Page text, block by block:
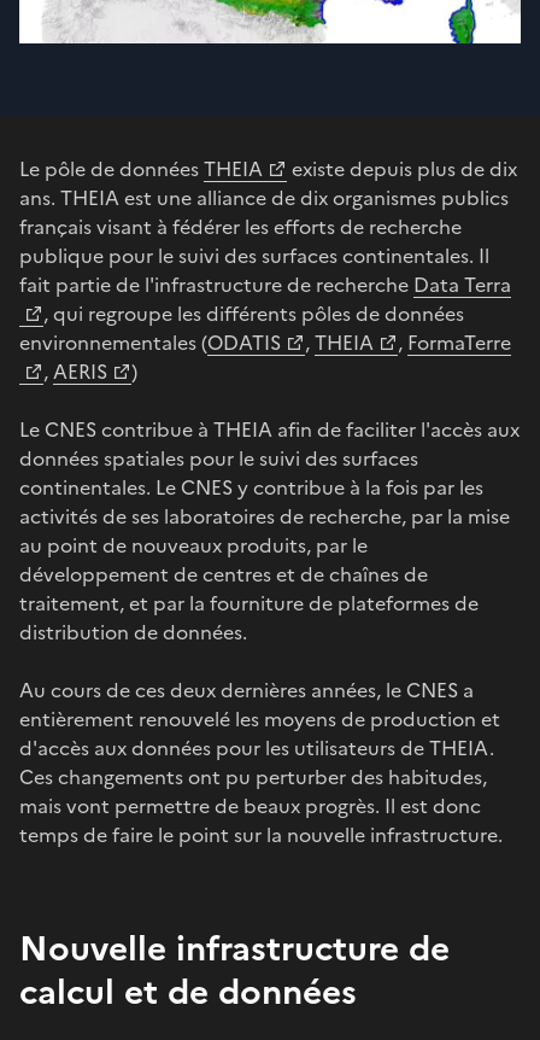
Le pôle de donnéesTHEIA
existe depuis plus de dix
ans. THEIA est une alliance de dix organismes publics
français visant à fédérer les efforts de recherche
publique pour le suivi des surfaces continentales. Il
fait partie de l'infrastructure de recherche Data Terra
, qui regroupe les différents pôles de données
environnementales (ODATIS ,THEIA , FormaTerre
,AERIS
)
Le CNES contribue à THEIA afin de faciliter l'accès aux
données spatiales pour le suivi des surfaces
continentales. Le CNES y contribue à la fois par les
activités de ses laboratoires de recherche, par la mise
au point de nouveaux produits, par le
développement de centres et de chaînes de
traitement, et par la fourniture de plateformes de
distribution de données.
Au cours de ces deux dernières années, le CNES a
entièrement renouvelé les moyens de production et
d'accès aux données pour les utilisateurs de THEIA.
Ces changements ont pu perturber des habitudes,
mais vont permettre de beaux progrès. Il est donc
temps de faire le point sur la nouvelle infrastructure.
Nouvelle infrastructure de
calcul et de données